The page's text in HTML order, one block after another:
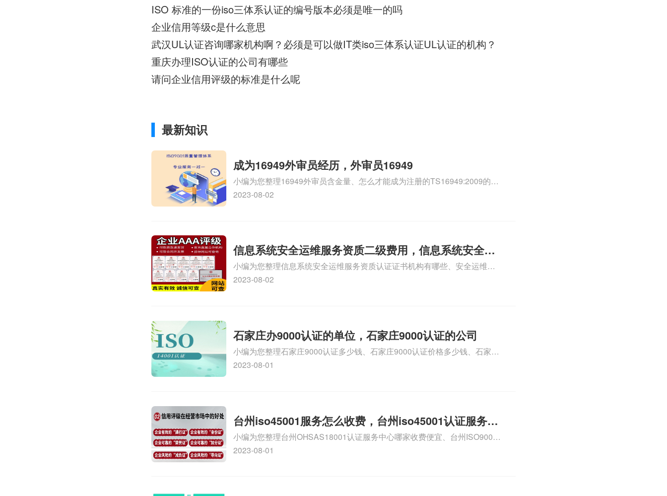
ISO 标准的一份iso三体系认证的编号版本必须是唯一的吗
企业信用等级c是什么意思
武汉UL认证咨询哪家机构啊？必须是可以做IT类iso三体系认证UL认证的机构？
重庆办理ISO认证的公司有哪些
请问企业信用评级的标准是什么呢
最新知识
成为16949外审员经历，外审员16949
小编为您整理16949外审员含金量、怎么才能成为注册的TS16949:2009的外
审员、我也想16949外审员，不过不了解具体情况、iso9000外审员、
2023-08-02
信息系统安全运维服务资质二级费用，信息系统安全运
维服务资质二级
小编为您整理信息系统安全运维服务资质认证证书机构有哪些、安全运维服
务资质的费用是多少啊、安全运维服务资质哪家便宜、安全运维服务资质认
2023-08-02
石家庄办9000认证的单位，石家庄9000认证的公司
小编为您整理石家庄9000认证多少钱、石家庄9000认证价格多少钱、石家庄
9000认证大概多少钱、石家庄9000认证价格贵吗、石家庄9000认证费用大概
2023-08-01
台州iso45001服务怎么收费，台州iso45001认证服务怎
么收费
小编为您整理台州OHSAS18001认证服务中心哪家收费便宜、台州ISO9000
认证，哪个咨询公司服务好、台州CE认证,台州机械机电CE认证、CE认证怎
2023-08-01